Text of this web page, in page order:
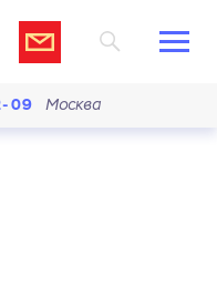
09 Москва